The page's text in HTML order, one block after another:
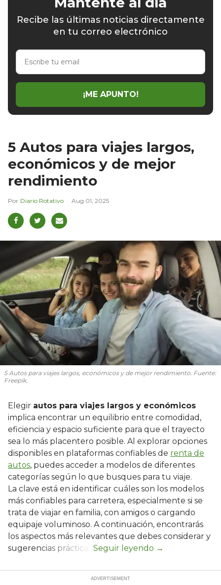
Recibe las últimas noticias directamente
en tu correo electrónico
Escribe
email
¡ME APUNTO!
5 Autos para viajes largos,
económicos y de mejor
rendimiento
Diario Rotativo Aug 01, 2025
5 Autos para viajes largos, económicos y de mejor rendimiento. Fuente:
Freepik.
Elegir autos para viajes largos y económicos
implica encontrar un equilibrio entre comodidad,
eficiencia y espacio suficiente para que el trayecto
sea lo más placentero posible. Al explorar opciones
disponibles en plataformas confiables de renta de
autos, puedes acceder a modelos de diferentes
categorías según lo que busques para tu viaje.
La clave está en identificar cuáles son los modelos
más confiables para carretera, especialmente si se
trata de viajar en familia, con amigos o cargando
equipaje voluminoso. A continuación, encontrarás
los aspectos más relevantes que debes considerar y
sugerencias prácticas.